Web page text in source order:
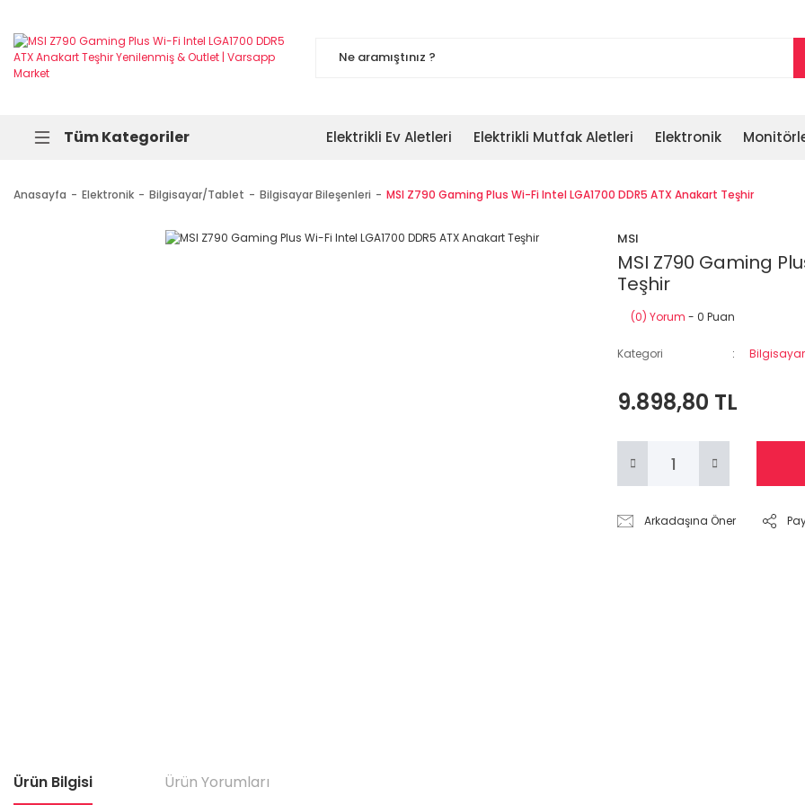
Tüm Kategoriler Elektrikli Ev Aletleri Elektrikli Mutfak Aletleri Elektronik
Anasayfa Elektronik Bilgisayar/Tablet Bilgisayar Bileşenleri MSI Z790 Gaming Plus Wi-Fi Intel LGA1700 DDR5 ATX Anakart Teşhir
MSI
MSI Z790 Gaming
Teşhir
(0) Yorum - 0 Puan
Kategori Bilgisayar
9.898,80 TL
Arkadaşına Öner
Ürün Bilgisi Ürün Yorumları